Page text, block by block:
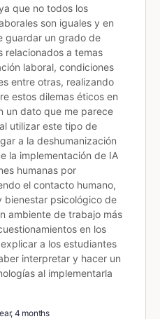
que no todos los
son iguales y en
guardar un grado de
relacionados a temas
laboral, condiciones
entre otras, realizando
estos dilemas éticos en
un dato que me parece
utilizar este tipo de
a la deshumanización
la implementación de IA
humanas por
el contacto humano,
bienestar psicológico de
ambiente de trabajo más
en los
a los estudiantes
interpretar y hacer un
al implementarla
4 months